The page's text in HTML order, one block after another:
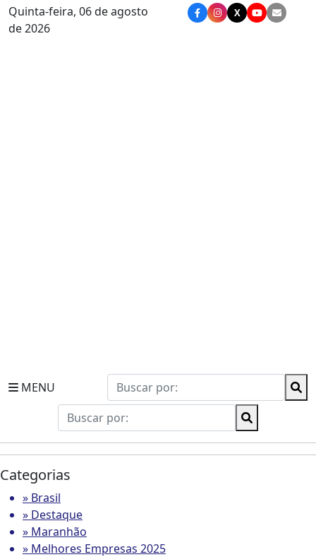
Quinta-feira, 06 de agosto
de 2026
X
MENU
Categorias
» Brasil
» Destaque
» Maranhão
» Melhores Empresas 2025